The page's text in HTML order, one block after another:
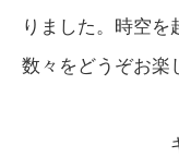
りました。時空
数々をどうぞお楽
ギャラリ